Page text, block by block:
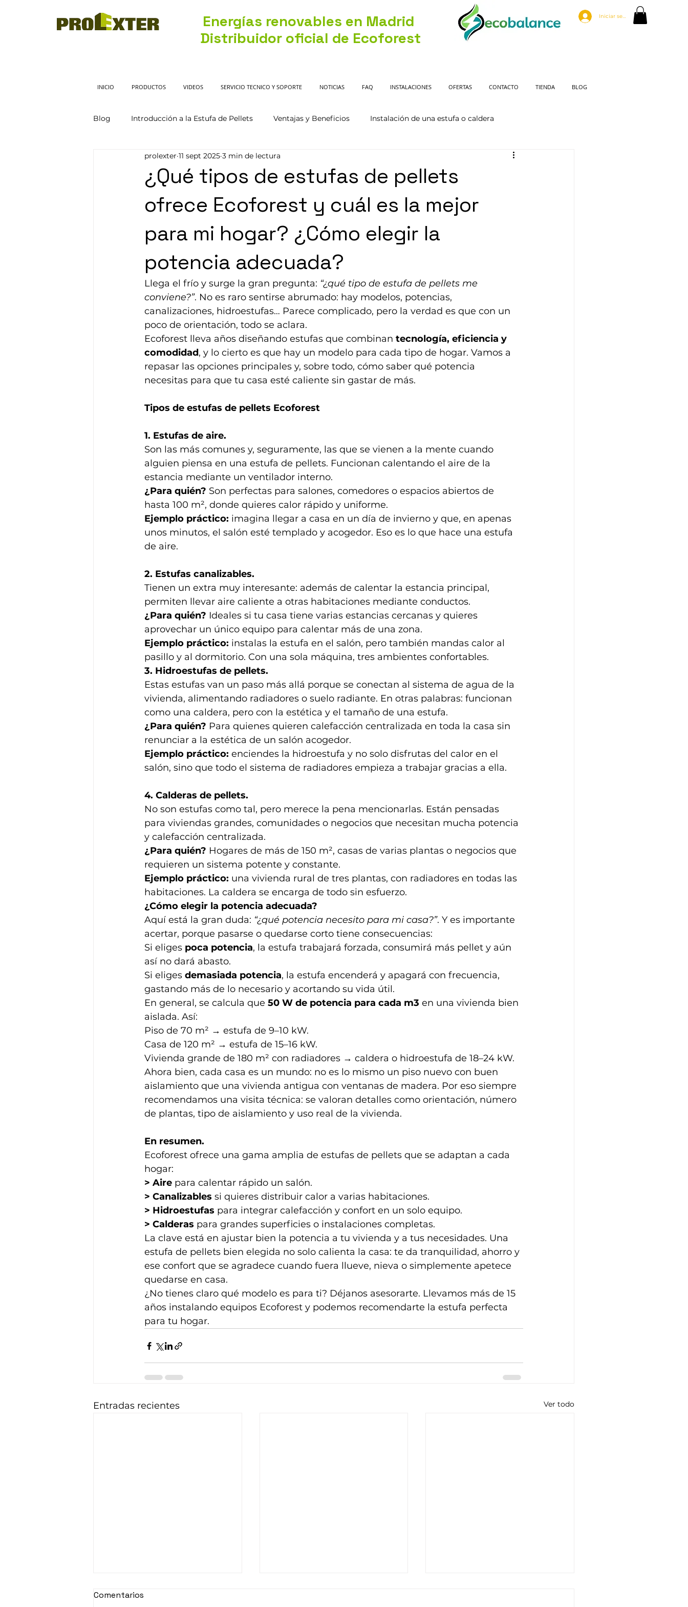
Energías renovables en Madrid
Distribuidor oficial de Ecoforest
Iniciar sesión
INICIO PRODUCTOS VIDEOS SERVICIO TECNICO Y SOPORTE NOTICIAS FAQ INSTALACIONES OFERTAS CONTACTO TIENDA BLOG
Blog Introducción a la Estufa de Pellets Ventajas y Beneficios Instalación de una estufa o caldera
Guía de compra y selección
¿Qué tipos de estufas de pellets
ofrece Ecoforest y cuál es la mejor
para mi hogar? ¿Cómo elegir la
potencia adecuada?
prolexter 11 sept 2025 3 min de lectura
Llega el frío y surge la gran pregunta: “¿qué tipo de estufa de pellets me
conviene?”. No es raro sentirse abrumado: hay modelos, potencias,
canalizaciones, hidroestufas… Parece complicado, pero la verdad es que con un
poco de orientación, todo se aclara.
Ecoforest lleva años diseñando estufas que combinan tecnología, eficiencia y
comodidad, y lo cierto es que hay un modelo para cada tipo de hogar. Vamos a
repasar las opciones principales y, sobre todo, cómo saber qué potencia
necesitas para que tu casa esté caliente sin gastar de más.
Tipos de estufas de pellets Ecoforest
1. Estufas de aire.
Son las más comunes y, seguramente, las que se vienen a la mente cuando
alguien piensa en una estufa de pellets. Funcionan calentando el aire de la
estancia mediante un ventilador interno.
¿Para quién? Son perfectas para salones, comedores o espacios abiertos de
hasta 100 m², donde quieres calor rápido y uniforme.
Ejemplo práctico: imagina llegar a casa en un día de invierno y que, en apenas
unos minutos, el salón esté templado y acogedor. Eso es lo que hace una estufa
de aire.
2. Estufas canalizables.
Tienen un extra muy interesante: además de calentar la estancia principal,
permiten llevar aire caliente a otras habitaciones mediante conductos.
¿Para quién? Ideales si tu casa tiene varias estancias cercanas y quieres
aprovechar un único equipo para calentar más de una zona.
Ejemplo práctico: instalas la estufa en el salón, pero también mandas calor al
pasillo y al dormitorio. Con una sola máquina, tres ambientes confortables.
3. Hidroestufas de pellets.
Estas estufas van un paso más allá porque se conectan al sistema de agua de la
vivienda, alimentando radiadores o suelo radiante. En otras palabras: funcionan
como una caldera, pero con la estética y el tamaño de una estufa.
¿Para quién? Para quienes quieren calefacción centralizada en toda la casa sin
renunciar a la estética de un salón acogedor.
Ejemplo práctico: enciendes la hidroestufa y no solo disfrutas del calor en el
salón, sino que todo el sistema de radiadores empieza a trabajar gracias a ella.
4. Calderas de pellets.
No son estufas como tal, pero merece la pena mencionarlas. Están pensadas
para viviendas grandes, comunidades o negocios que necesitan mucha potencia
y calefacción centralizada.
¿Para quién? Hogares de más de 150 m², casas de varias plantas o negocios que
requieren un sistema potente y constante.
Ejemplo práctico: una vivienda rural de tres plantas, con radiadores en todas las
habitaciones. La caldera se encarga de todo sin esfuerzo.
¿Cómo elegir la potencia adecuada?
Aquí está la gran duda: “¿qué potencia necesito para mi casa?”. Y es importante
acertar, porque pasarse o quedarse corto tiene consecuencias:
Si eliges poca potencia, la estufa trabajará forzada, consumirá más pellet y aún
así no dará abasto.
Si eliges demasiada potencia, la estufa encenderá y apagará con frecuencia,
gastando más de lo necesario y acortando su vida útil.
En general, se calcula que 50 W de potencia para cada m3 en una vivienda bien
aislada. Así:
Piso de 70 m² → estufa de 9–10 kW.
Casa de 120 m² → estufa de 15–16 kW.
Vivienda grande de 180 m² con radiadores → caldera o hidroestufa de 18–24 kW.
Ahora bien, cada casa es un mundo: no es lo mismo un piso nuevo con buen
aislamiento que una vivienda antigua con ventanas de madera. Por eso siempre
recomendamos una visita técnica: se valoran detalles como orientación, número
de plantas, tipo de aislamiento y uso real de la vivienda.
En resumen.
Ecoforest ofrece una gama amplia de estufas de pellets que se adaptan a cada
hogar:
> Aire para calentar rápido un salón.
> Canalizables si quieres distribuir calor a varias habitaciones.
> Hidroestufas para integrar calefacción y confort en un solo equipo.
> Calderas para grandes superficies o instalaciones completas.
La clave está en ajustar bien la potencia a tu vivienda y a tus necesidades. Una
estufa de pellets bien elegida no solo calienta la casa: te da tranquilidad, ahorro y
ese confort que se agradece cuando fuera llueve, nieva o simplemente apetece
quedarse en casa.
¿No tienes claro qué modelo es para ti? Déjanos asesorarte. Llevamos más de 15
años instalando equipos Ecoforest y podemos recomendarte la estufa perfecta
para tu hogar.
Entradas recientes Ver todo
Comentarios